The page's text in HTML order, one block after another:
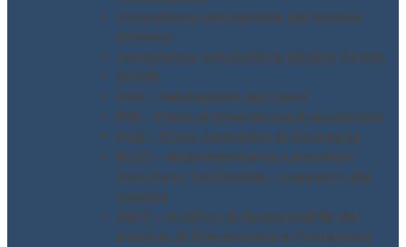
Consulenza valutazione del Rischio
Chimico
Consulenza valutazione Rischio Stress
DUVRI
DVR – Valutazione dei rischi
PEE – Piano di Emergenza Evacuazione
POS – Piano Operativo di Sicurezza
RLST – Rappresentante Lavoratori
Sicurezza Territoriale – supporto alla
nomina
RSPP – Incarico di Responsabile del
Servizio di Prevenzione e Protezione